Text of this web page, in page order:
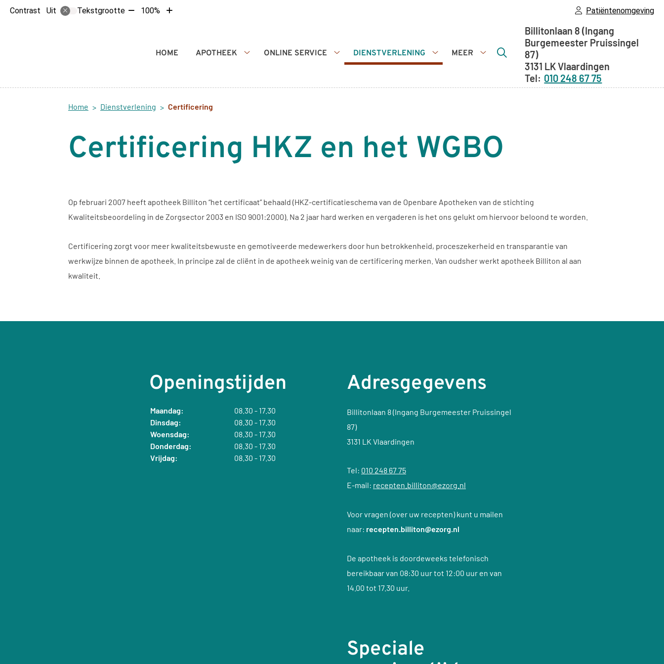
Contrast Uit Tekstgrootte Tekst100%
Tekst
Patiëntenomgeving
Hoofdmenu
HOME
APOTHEEK
ONLINE SERVICE
Online
DIENSTVERLENING
Dienstverlening
MEER
Adresgegevens
Billitonlaan 8 (Ingang
Burgemeester Pruissingel
87)
3131 LKVlaardingen
010 248 67 75
Home Dienstverlening Certificering
Certificering HKZ en het WGBO
Op februari 2007 heeft apotheek Billiton “het certificaat” behaald (HKZ-certificatieschema van de Openbare Apotheken van de stichting
Kwaliteitsbeoordeling in de Zorgsector 2003 en ISO 9001:2000). Na 2 jaar hard werken en vergaderen is het ons gelukt om hiervoor beloond te worden.
Certificering zorgt voor meer kwaliteitsbewuste en gemotiveerde medewerkers door hun betrokkenheid, proceszekerheid en transparantie van
werkwijze binnen de apotheek. In principe zal de cliënt in de apotheek weinig van de certificering merken. Van oudsher werkt apotheek Billiton al aan
kwaliteit.
Openingstijden
Maandag:
08.30 - 17.30
Dinsdag:
08.30 - 17.30
Woensdag:
08.30 - 17.30
Donderdag:
08.30 - 17.30
Vrijdag:
08.30 - 17.30
Adresgegevens
Billitonlaan 8 (Ingang Burgemeester Pruissingel
87)
3131 LK Vlaardingen
Tel: 010 248 67 75
E-mail: recepten.billiton@ezorg.nl
Voor vragen (over uw recepten) kunt u mailen
naar: recepten.billiton@ezorg.nl
De apotheek is doordeweeks telefonisch
bereikbaar van 08:30 uur tot 12:00 uur en van
14.00 tot 17.30 uur.
Speciale